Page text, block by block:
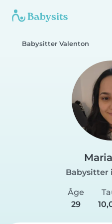
Babysitter Valenton
Babysitter
Âge
29